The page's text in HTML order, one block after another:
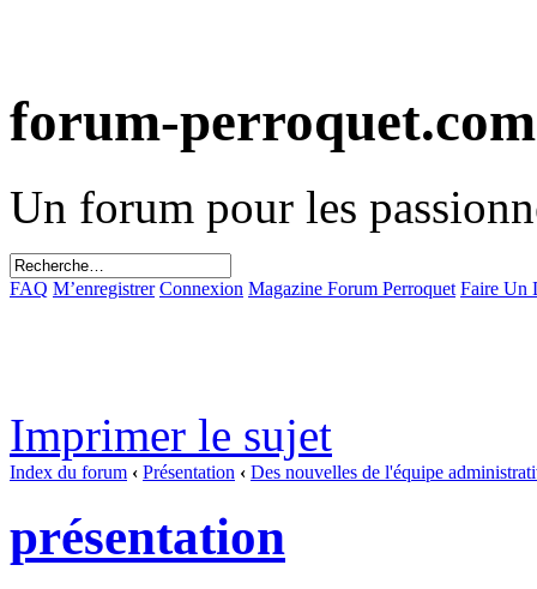
forum-perroquet.com
Un forum pour les
FAQ M’enregistrer Connexion Magazine Forum Perroquet Faire Un
Imprimer le sujet
Index du forum ‹ Présentation ‹ Des nouvelles de l'équipe
présentation